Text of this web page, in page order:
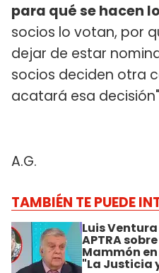
para qué se hacen
socios lo votan, por
dejar de estar
socios deciden otra
acatará esa
A.G.
TAMBIÉN TE PUEDE
Luis
APTRA
Mammón
"La Justicia